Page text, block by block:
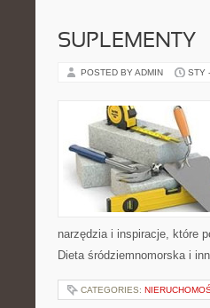
SUPLEMENTY
POSTED BY ADMIN STY
narzędzia i inspiracje, które
Dieta śródziemnomorska i
CATEGORIES: